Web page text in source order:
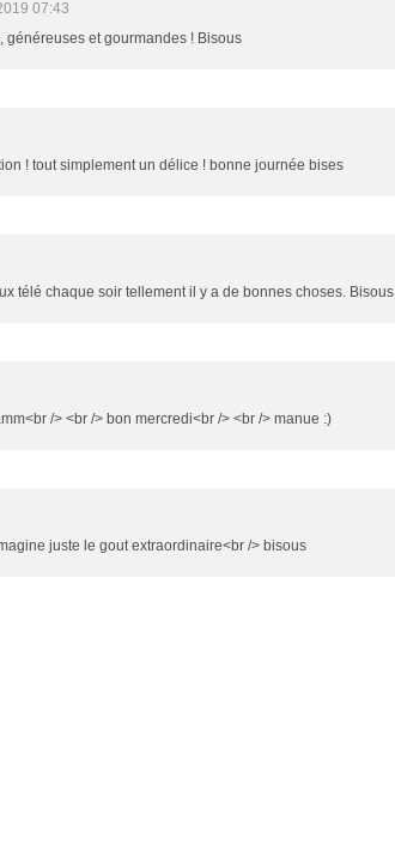
07:43
généreuses et gourmandes ! Bisous
! tout simplement un délice ! bonne journée bises
télé chaque soir tellement il y a de bonnes choses. Bisous
/> <br /> bon mercredi<br /> <br /> manue :)
juste le gout extraordinaire<br /> bisous